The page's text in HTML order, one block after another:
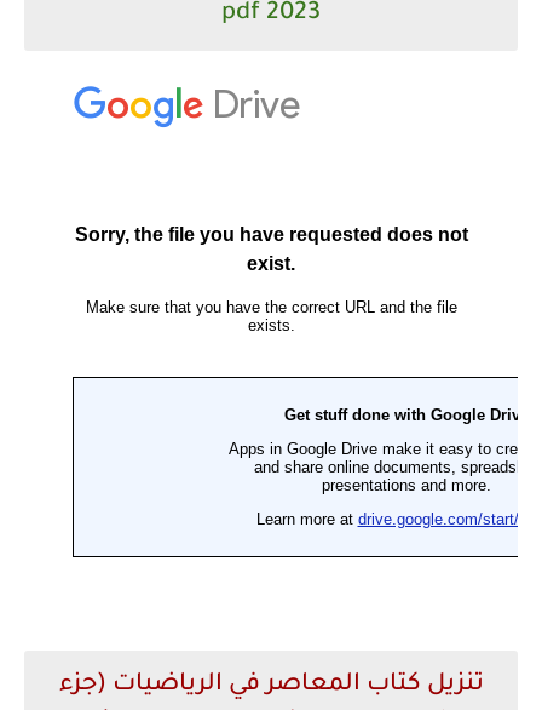
2023 pdf
تنزيل كتاب المعاصر في الرياضيات (جزء